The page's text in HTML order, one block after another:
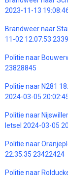
2023-11-13
Brandweer naar
11-02 12:07:53
Politie naar
23828845
Politie naar N281
2024-03-05
Politie naar
letsel 2024-03-05
Politie naar
22:35:35 23422424
Politie naar